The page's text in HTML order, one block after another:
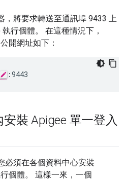
，將要求轉送至通訊埠 9433 上
行個體。 在這種情況下，
開網址如下：
:9443
裝 Apigee 單一登入
必須在各個資料中心安裝
個體。 這樣一來，一個